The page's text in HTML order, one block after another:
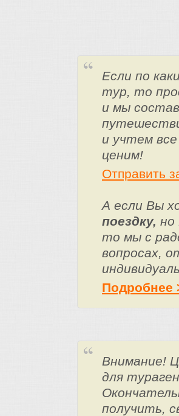
Если по
тур, то
и мы
и учтем
ценим!
Отправить
А если Вы
поездку, но
то мы с
вопросах,
Подробнее
Внимание!
для
получить,